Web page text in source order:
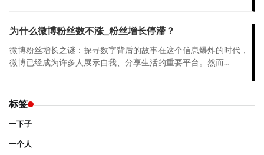
为什么微博粉丝数不涨_粉丝增长停滞？
微博粉丝增长之谜：探寻数字背后的故事在这个信息爆炸的时代，
微博已经成为许多人展示自我、分享生活的重要平台。然而...
标签
一下子
一个人